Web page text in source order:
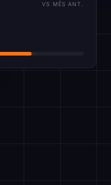
VS MÊS ANT.